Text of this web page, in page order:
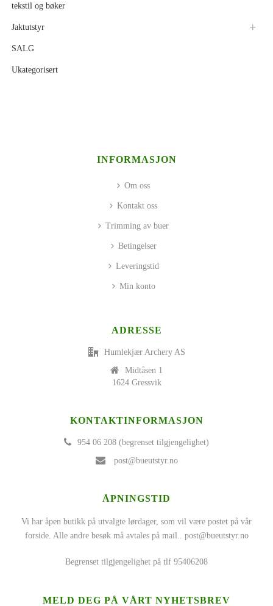
tekstil og bøker
Jaktutstyr
SALG
Ukategorisert
INFORMASJON
Om oss
Kontakt oss
Trimming av buer
Betingelser
Leveringstid
Min konto
ADRESSE
Humlekjær Archery AS
Midtåsen 1
1624 Gressvik
KONTAKTINFORMASJON
954 06 208 (begrenset tilgjengelighet)
post@bueutstyr.no
ÅPNINGSTID
Vi har åpen butikk på utvalgte lørdager, som vil være postet på vår
forside. Alle andre besøk må avtales på mail.. post@bueutstyr.no
Begrenset tilgjengelighet på tlf 95406208
MELD DEG PÅ VÅRT NYHETSBREV